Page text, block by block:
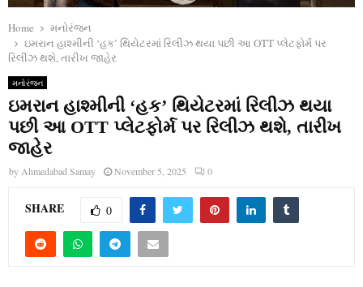
Home
મનોરંજન
ઇમરાન હાશ્મીની ‘હક’ થિયેટરમાં રિલીઝ થયા પછી આ OTT પ્લેટફોર્મ પર
રિલીઝ થશે, તારીખ જાહેર
મનોરંજન
ઇમરાન હાશ્મીની ‘હક’ થિયેટરમાં રિલીઝ થયા
પછી આ OTT પ્લેટફોર્મ પર રિલીઝ થશે, તારીખ
જાહેર
by Ahmedabad Samay November 5, 2025 0
SHARE 0